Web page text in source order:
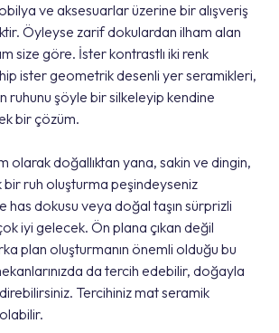
ve aksesuarlar üzerine bir alışveriş
Öyleyse zarif dokulardan ilham alan
size göre. İster kontrastlı iki renk
ister geometrik desenli yer seramikleri,
ruhunu şöyle bir silkeleyip kendine
bir çözüm.
olarak doğallıktan yana, sakin ve dingin,
ruh oluşturma peşindeyseniz
has dokusu veya doğal taşın sürprizli
iyi gelecek. Ön plana çıkan değil
plan oluşturmanın önemli olduğu bu
mekanlarınızda da tercih edebilir, doğayla
Tercihiniz mat seramik